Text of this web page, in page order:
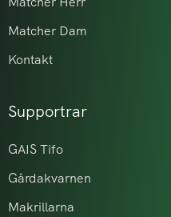
Matcher Dam
Kontakt
Supportrar
GAIS Tifo
Gårdakvarnen
Makrillarna